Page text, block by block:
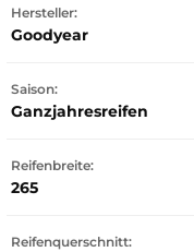
Hersteller:
Goodyear
Saison:
Ganzjahresreifen
Reifenbreite:
265
Reifenquerschnitt: